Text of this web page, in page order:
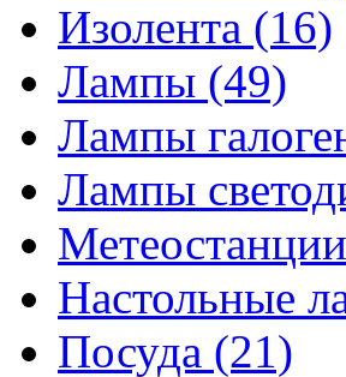
Изолента (16)
Лампы (49)
Лампы
Лампы
Метеостанции
Настольные
Посуда (21)